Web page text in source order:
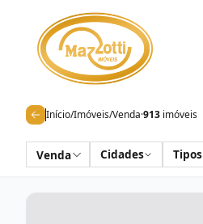
Início/Imóveis/Venda·913 imóveis
Venda Cidades Tipos